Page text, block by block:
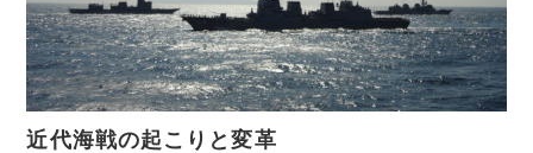
近代海戦の起こりと変革